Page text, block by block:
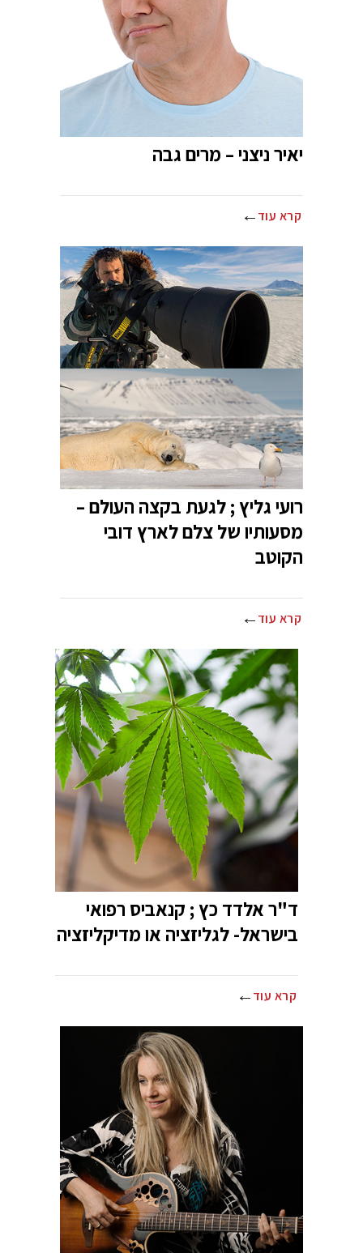
יאיר ניצני – מרים גבה
קרא עוד
רועי גליץ ; לגעת בקצה העולם –
מסעותיו של צלם לארץ דובי
הקוטב
קרא עוד
ד"ר אלדד כץ ; קנאביס רפואי
בישראל- לגליזציה או מדיקליזציה
קרא עוד